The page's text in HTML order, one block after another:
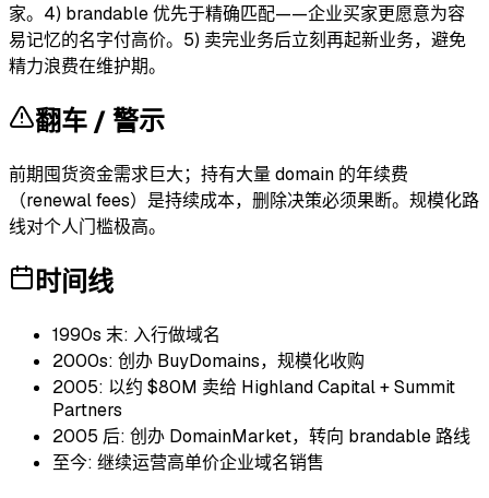
家。4) brandable 优先于精确匹配——企业买家更愿意为容
易记忆的名字付高价。5) 卖完业务后立刻再起新业务，避免
精力浪费在维护期。
翻车 / 警示
前期囤货资金需求巨大；持有大量 domain 的年续费
（renewal fees）是持续成本，删除决策必须果断。规模化路
线对个人门槛极高。
时间线
1990s 末: 入行做域名
2000s: 创办 BuyDomains，规模化收购
2005: 以约 $80M 卖给 Highland Capital + Summit
Partners
2005 后: 创办 DomainMarket，转向 brandable 路线
至今: 继续运营高单价企业域名销售